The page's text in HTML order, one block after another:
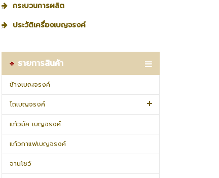
กระบวนการผลิต
ประวัติเครื่องเบญจรงค์
รายการสินค้า
ช้างเบญจรงค์
โถเบญจรงค์
แก้วมัค เบญจรงค์
แก้วกาแฟเบญจรงค์
จานโชว์